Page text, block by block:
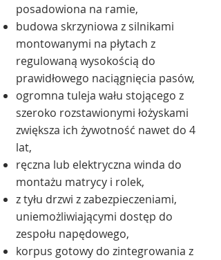
posadowiona na ramie,
budowa skrzyniowa z silnikami
montowanymi na płytach z
regulowaną wysokością do
prawidłowego naciągnięcia pasów,
ogromna tuleja wału stojącego z
szeroko rozstawionymi łożyskami
zwiększa ich żywotność nawet do 4
lat,
ręczna lub elektryczna winda do
montażu matrycy i rolek,
z tyłu drzwi z zabezpieczeniami,
uniemożliwiającymi dostęp do
zespołu napędowego,
korpus gotowy do zintegrowania z